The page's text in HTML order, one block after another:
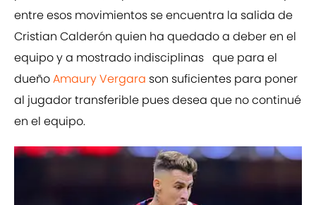
entre esos movimientos se encuentra la salida de
Cristian Calderón quien ha quedado a deber en el
equipo y a mostrado indisciplinas que para el
dueñoAmaury Vergara son suficientes para poner
al jugador transferible pues desea que no continué
en el equipo.